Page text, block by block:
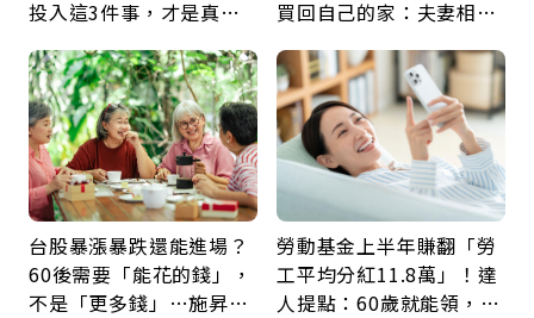
投入這3件事，才是真正
買回自己的家：夫妻相守
台股暴漲暴跌還能進場？
60後需要「能花的錢」，
不是「更多錢」…施昇
勞動基金上半年賺翻「勞
工平均分紅11.8萬」！達
人提點：60歲就能領，重